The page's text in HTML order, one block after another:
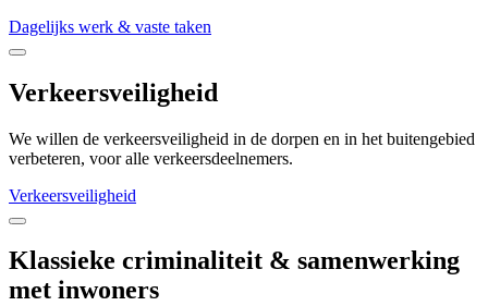
Dagelijks werk & vaste taken
Verkeersveiligheid
We willen de verkeersveiligheid in de dorpen en in het buitengebied
verbeteren, voor alle verkeersdeelnemers.
Verkeersveiligheid
Klassieke criminaliteit & samenwerking
met inwoners